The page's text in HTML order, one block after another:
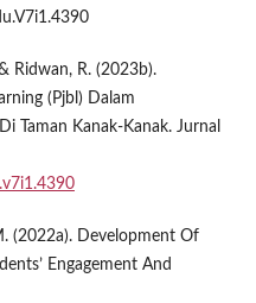
Ridwan, R. (2023b).
(Pjbl) Dalam
Taman Kanak-Kanak. Jurnal
(2022a). Development Of
Engagement And